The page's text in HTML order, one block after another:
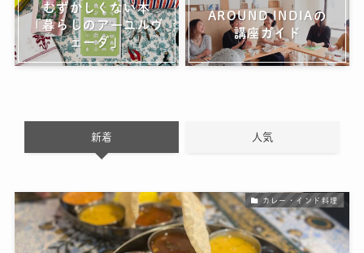
むずかしくない本
「暮らしのアーユルヴ
ェーダ」
AROUND INDIAの
講座ガイド
新着 人気
カレー・インド料理